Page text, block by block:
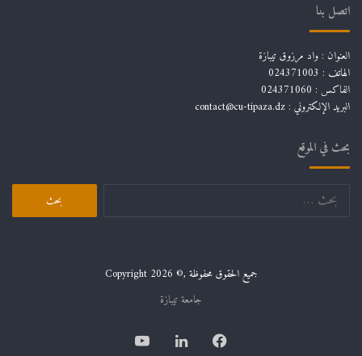
اتصل بنا
العنوان : واد مرزوق تيبازة
الهاتف : 024371003
الفاكس : 024371060
البريد الإلكتروني : contact@cu-tipaza.dz
بحث في الموقع
البحث
جميع الحقوق محفوظة ,© Copyright 2026
جامعة تيبازة
فيسبوكلينكدإن يوتيوب